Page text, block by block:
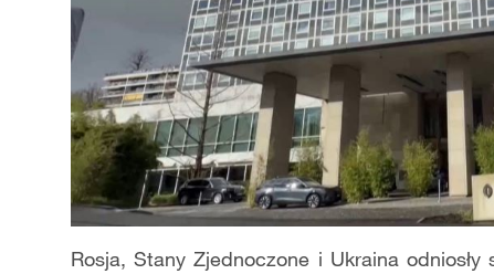
Rosja, Stany Zjednoczone i Ukraina